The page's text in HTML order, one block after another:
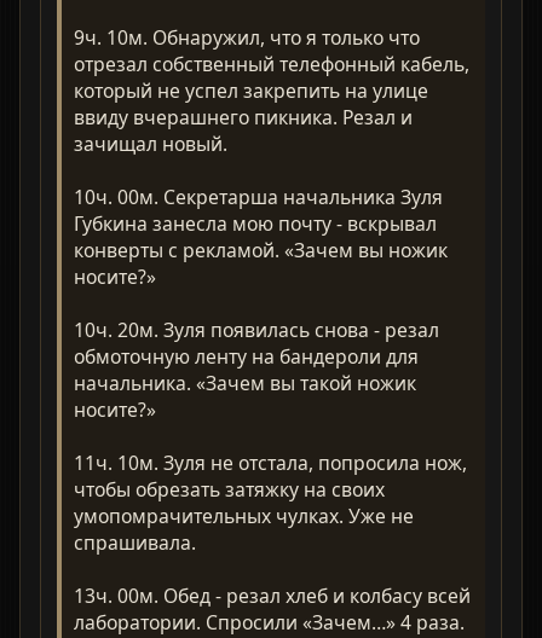
9ч. 10м. Обнаружил, что я только что
отрезал собственный телефонный кабель,
который не успел закрепить на улице
ввиду вчерашнего пикника. Резал и
зачищал новый.
10ч. 00м. Секретарша начальника Зуля
Губкина занесла мою почту - вскрывал
конверты с рекламой. «Зачем вы ножик
носите?»
10ч. 20м. Зуля появилась снова - резал
обмоточную ленту на бандероли для
начальника. «Зачем вы такой ножик
носите?»
11ч. 10м. Зуля не отстала, попросила нож,
чтобы обрезать затяжку на своих
умопомрачительных чулках. Уже не
спрашивала.
13ч. 00м. Обед - резал хлеб и колбасу всей
лаборатории. Спросили «Зачем…» 4 раза.